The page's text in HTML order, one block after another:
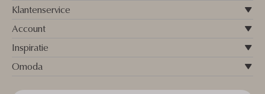
Klantenservice
Account
Inspiratie
Omoda